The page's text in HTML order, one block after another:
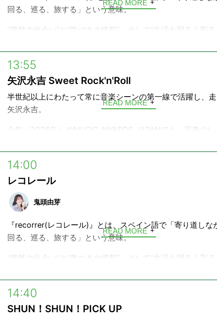
回る、巡る、旅する」という意味。
“偶然の出会い”と“気づきの情報”、そして“生活を明るく彩
READ MORE
13:55
矢沢永吉 Sweet Rock'n'Roll
半世紀以上にわたって常に音楽シーンの第一線で活躍し、
矢沢永吉。
今年（2025年）のMUSIC AWARDS JAPANでも、圧巻の
1975年のソロ・デビューから50年となる節目の年に、時に
に大胆に、あなたを包んでくれる、彼の魅力あるサウンド
てみませんか？
READ MORE
14:00
レコレール
鬼頭由芽
『recorrer(レコレール)』とは、スペイン語で「寄り道しな
回る、巡る、旅する」という意味。
“偶然の出会い”と“気づきの情報”、そして“生活を明るく彩
READ MORE
14:40
SHUN！SHUN！PICK UP